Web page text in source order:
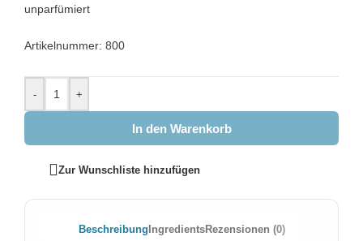
unparfümiert
Artikelnummer: 800
- +
In den Warenkorb
Zur Wunschliste hinzufügen
BeschreibungIngredientsRezensionen (0)